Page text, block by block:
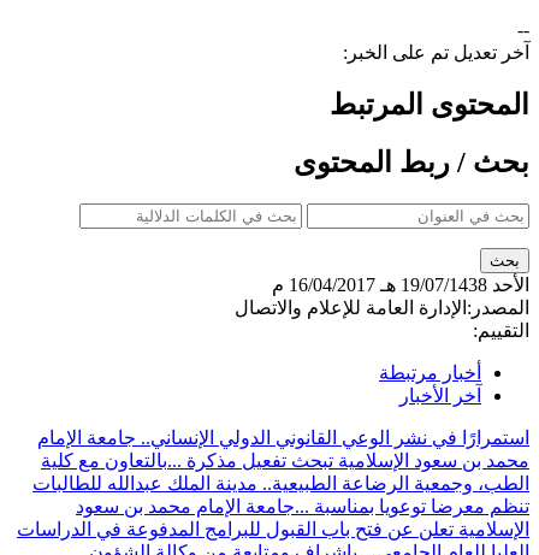
--
آخر تعديل تم على الخبر:
المحتوى المرتبط
بحث / ربط المحتوى
الأحد 19/07/1438 هـ
16/04/2017 م
المصدر: الإدارة العامة للإعلام والاتصال
التقييم:
أخبار مرتبطة
آخر الأخبار
استمرارًا في نشر الوعي القانوني الدولي الإنساني.. جامعة الإمام
محمد بن سعود الإسلامية تبحث تفعيل مذكرة ...بالتعاون مع كلية
الطب، وجمعية الرضاعة الطبيعية.. مدينة الملك عبدالله للطالبات
تنظم معرضا توعويا بمناسبة ...جامعة الإمام محمد بن سعود
الإسلامية تعلن عن فتح باب القبول للبرامج المدفوعة في الدراسات